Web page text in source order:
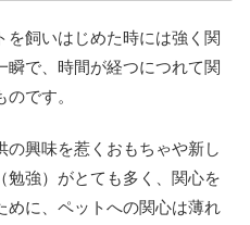
を飼いはじめた時には強く関
瞬で、時間が経つにつれて関
です。
興味を惹くおもちゃや新し
勉強）がとても多く、関心を
めに、ペットへの関心は薄れ